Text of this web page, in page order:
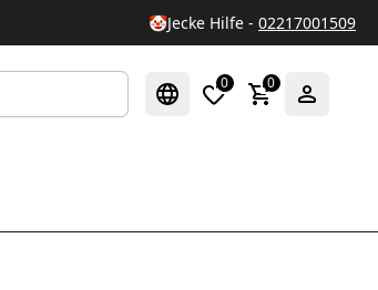
🤡Jecke Hilfe -02217001509
0 0